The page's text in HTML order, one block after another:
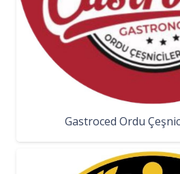
Gastroced Ordu